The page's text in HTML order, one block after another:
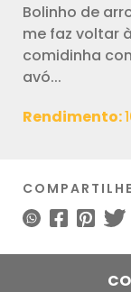
Bolinho de
me faz voltar
comidinha
avó...
Rendimento: